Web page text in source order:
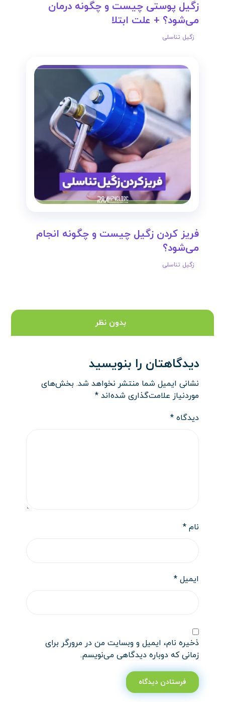
زگیل پوستی چیست و چگونه درمان
می‌شود؟ + علت ابتلا
زگیل تناسلی
فریز کردن زگیل چیست و چگونه انجام
می‌شود؟
زگیل تناسلی
بدون نظر
دیدگاهتان را بنویسید
نشانی ایمیل شما منتشر نخواهد شد. بخش‌های
موردنیاز علامت‌گذاری شده‌اند*
دیدگاه*
نام*
ایمیل*
ذخیره نام، ایمیل و وبسایت من در مرورگر برای
زمانی که دوباره دیدگاهی می‌نویسم.